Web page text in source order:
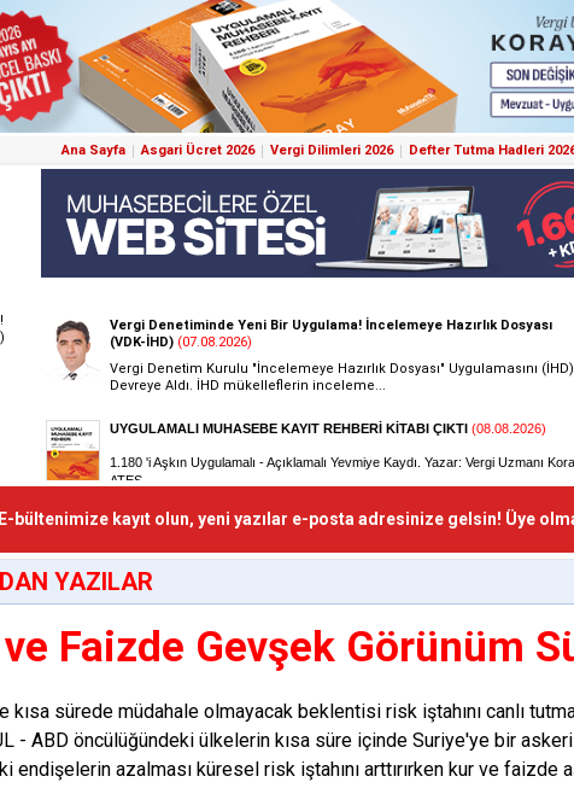
Ana Sayfa Asgari Ücret 2026 Vergi Dilimleri 2026 Defter Tutma Hadleri
bültenimize kayıt olun, yeni yazılar e-posta adresinize gelsin! Üye
YAZILAR
Faizde Gevşek Görünüm
kısa sürede müdahale olmayacak beklentisi risk iştahını canlı
- ABD öncülüğündeki ülkelerin kısa süre içinde Suriye'ye bir
endişelerin azalması küresel risk iştahını arttırırken kur ve faizde